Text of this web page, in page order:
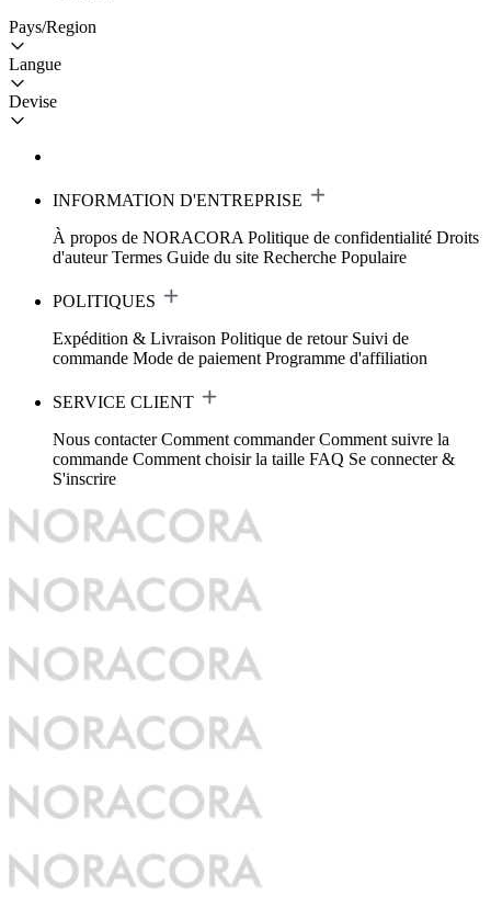
Pays/Region
Langue
Devise
INFORMATION D'ENTREPRISE
À propos de NORACORA Politique de confidentialité Droits
d'auteur Termes Guide du site Recherche Populaire
POLITIQUES
Expédition & Livraison Politique de retour Suivi de
commande Mode de paiement Programme d'affiliation
SERVICE CLIENT
Nous contacter Comment commander Comment suivre la
commande Comment choisir la taille FAQ Se connecter &
S'inscrire